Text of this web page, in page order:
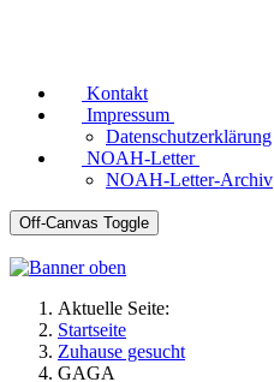
Kontakt
Impressum
Datenschutzerklärung
NOAH-Letter
NOAH-Letter-Archiv
Off-Canvas Toggle
Aktuelle Seite:
Startseite
Zuhause gesucht
GAGA